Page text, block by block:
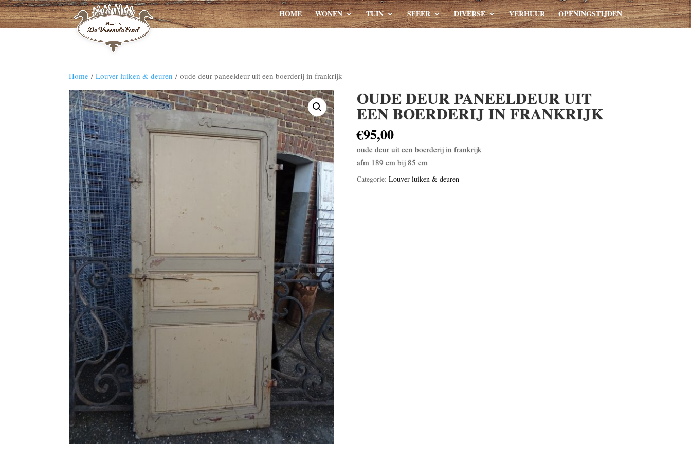
HOME WONEN TUIN SFEER DIVERSE VERHUUR OPENINGSTIJDEN
Home /Louver luiken & deuren / oude deur paneeldeur uit een boerderij in frankrijk
OUDE DEUR PANEELDEUR UIT
EEN BOERDERIJ IN FRANKRIJK
€95,00
oude deur uit een boerderij in frankrijk
afm 189 cm bij 85 cm
Categorie: Louver luiken & deuren